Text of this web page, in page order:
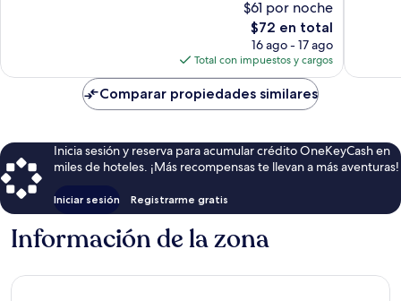
$61 por noche
El
precio
actual
es
de
$72
$72 en total
16 ago - 17 ago
Total con impuestos y cargos
Comparar propiedades similares
Inicia sesión y reserva para acumular crédito OneKeyCash en
miles de hoteles. ¡Más recompensas te llevan a más aventuras!
Iniciar sesión Registrarme gratis
Información de la zona